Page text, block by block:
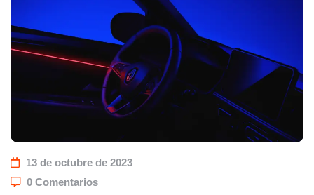
13 de octubre de 2023
0 Comentarios